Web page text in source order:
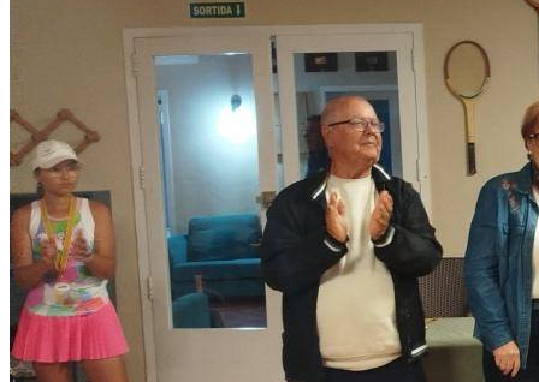
1234 5678910
Cto Baleares Alevin y Cadete 2026
fact sheet cuadros finalizados
Cto Baleares Alevin y Cadete 2026